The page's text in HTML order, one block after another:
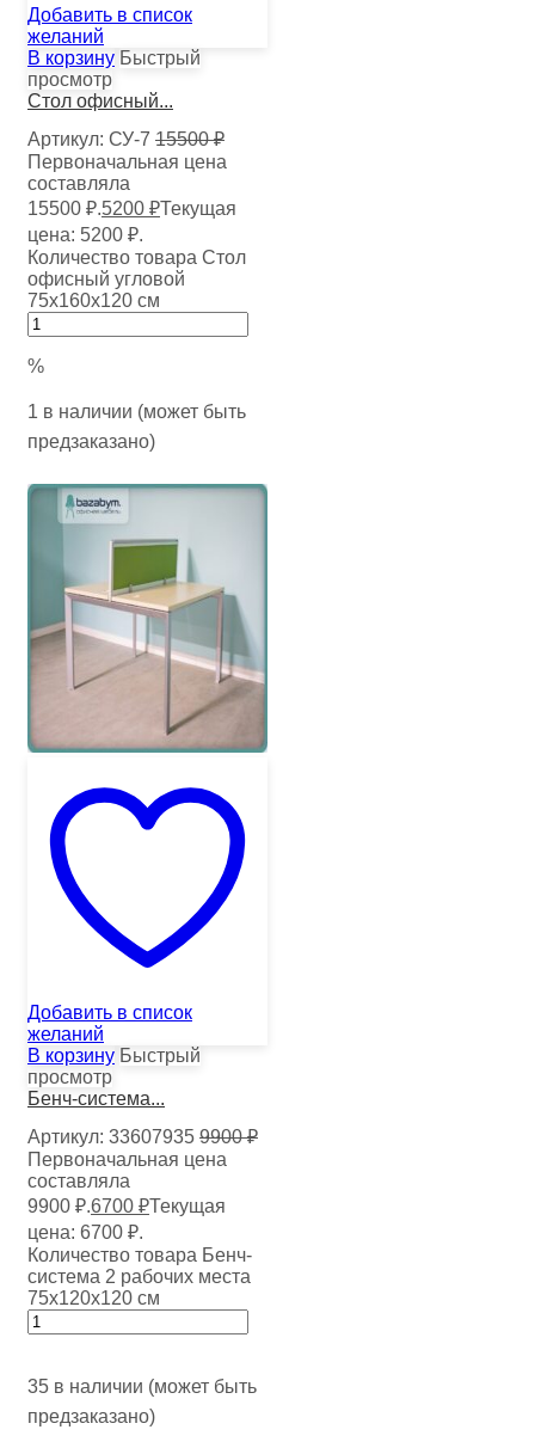
Добавить в список
желаний
В корзину Быстрый
просмотр
Стол офисный...
Артикул: СУ-7 15500₽
Первоначальная цена
составляла
15500 ₽.5200 ₽Текущая
цена: 5200 ₽.
Количество товара Стол
офисный угловой
75х160х120 см
%
1 в наличии (может быть
предзаказано)
Добавить в список
желаний
В корзину Быстрый
просмотр
Бенч-система...
Артикул: 33607935 9900₽
Первоначальная цена
составляла
9900 ₽.6700 ₽Текущая
цена: 6700 ₽.
Количество товара Бенч-
система 2 рабочих места
75х120х120 см
35 в наличии (может быть
предзаказано)